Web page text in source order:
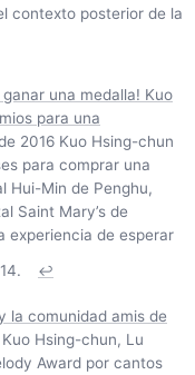
contexto posterior de la
una medalla! Kuo
para una
2016 Kuo Hsing-chun
para comprar una
Hui-Min de Penghu,
Saint Mary’s de
experiencia de esperar
↩
la comunidad amis de
Hsing-chun, Lu
Award por cantos